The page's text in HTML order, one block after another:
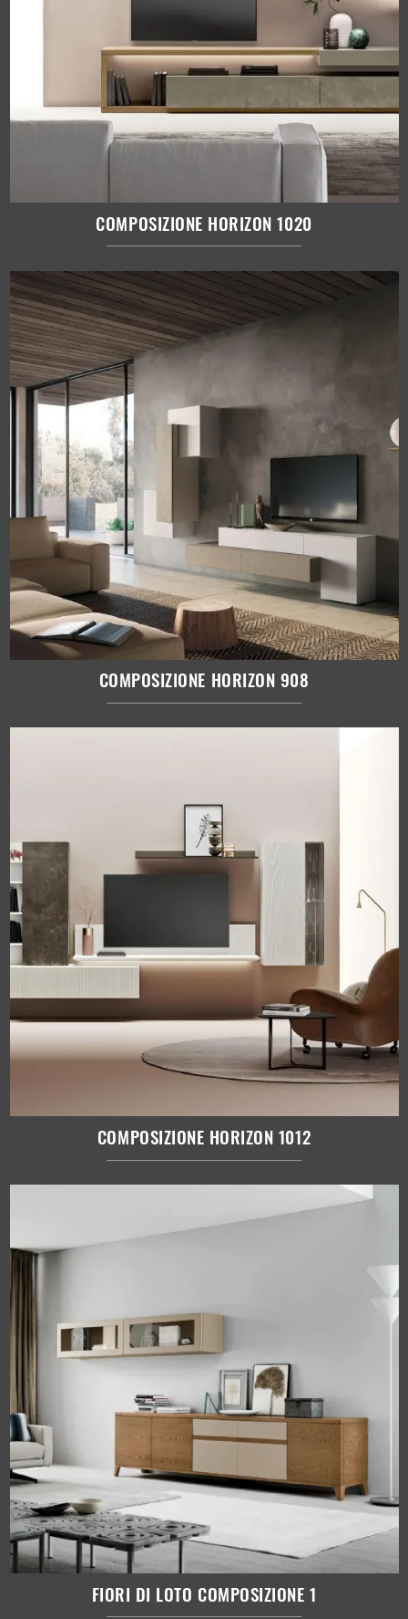
COMPOSIZIONE HORIZON 1020
COMPOSIZIONE HORIZON 908
COMPOSIZIONE HORIZON 1012
FIORI DI LOTO COMPOSIZIONE 1